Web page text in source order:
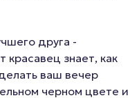
друга -
знает, как
ваш вечер
черном цвете и